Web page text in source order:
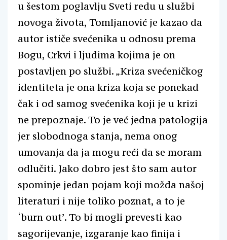
u šestom poglavlju Sveti redu u službi
novoga života, Tomljanović je kazao da
autor ističe svećenika u odnosu prema
Bogu, Crkvi i ljudima kojima je on
postavljen po službi. „Kriza svećeničkog
identiteta je ona kriza koja se ponekad
čak i od samog svećenika koji je u krizi
ne prepoznaje. To je već jedna patologija
jer slobodnoga stanja, nema onog
umovanja da ja mogu reći da se moram
odlučiti. Jako dobro jest što sam autor
spominje jedan pojam koji možda našoj
literaturi i nije toliko poznat, a to je
‘burn out’. To bi mogli prevesti kao
sagorijevanje, izgaranje kao finija i